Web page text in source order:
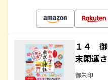
１４ 御
末開運
御朱印